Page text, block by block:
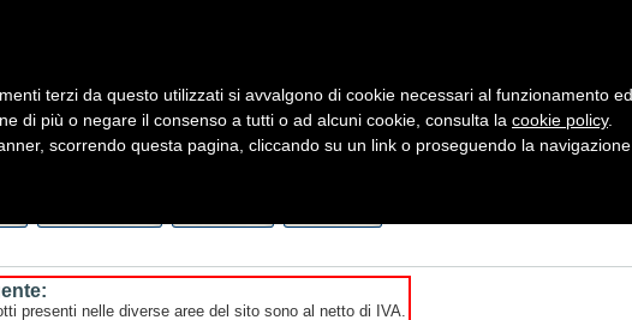
Cerca:
Video Energia Sicurezza e Automazione Servizi
Robotica
presenti nelle diverse aree del sito sono al netto di IVA.
terzi da questo utilizzati si avvalgono di cookie necessari al funzionamento
di più o negare il consenso a tutti o ad alcuni cookie, consulta la cookie policy.
scorrendo questa pagina, cliccando su un link o proseguendo la